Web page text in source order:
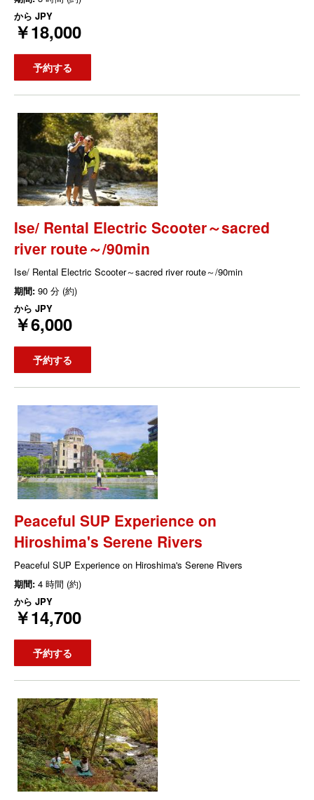
から JPY
￥18,000
予約する
Ise/ Rental Electric Scooter～sacred
river route～/90min
Ise/ Rental Electric Scooter～sacred river route～/90min
期間: 90 分 (約)
から JPY
￥6,000
予約する
Peaceful SUP Experience on
Hiroshima's Serene Rivers
Peaceful SUP Experience on Hiroshima's Serene Rivers
期間: 4 時間 (約)
から JPY
￥14,700
予約する